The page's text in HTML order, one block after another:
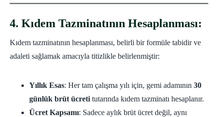
4. Kıdem Tazminatının Hesaplanması:
Kıdem tazminatının hesaplanması, belirli bir formüle tabidir ve
adaleti sağlamak amacıyla titizlikle belirlenmiştir:
Yıllık Esas: Her tam çalışma yılı için, gemi adamının 30
günlük brüt ücreti tutarında kıdem tazminatı hesaplanır.
Ücret Kapsamı: Sadece aylık brüt ücret değil, aynı